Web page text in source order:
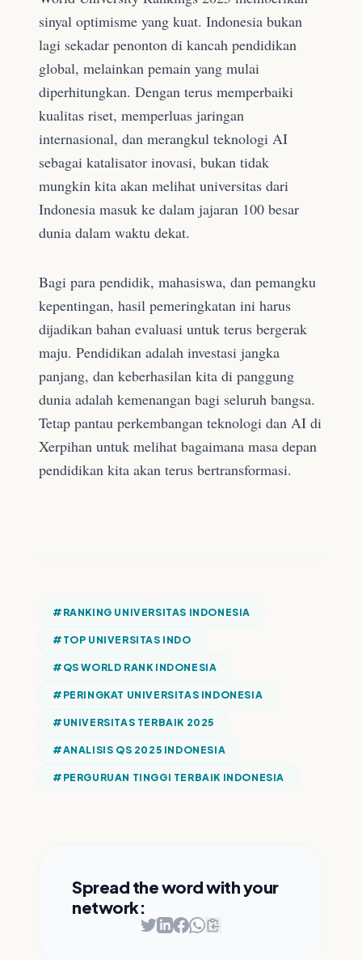
sinyal optimisme yang kuat. Indonesia bukan
lagi sekadar penonton di kancah pendidikan
global, melainkan pemain yang mulai
diperhitungkan. Dengan terus memperbaiki
kualitas riset, memperluas jaringan
internasional, dan merangkul teknologi AI
sebagai katalisator inovasi, bukan tidak
mungkin kita akan melihat universitas dari
Indonesia masuk ke dalam jajaran 100 besar
dunia dalam waktu dekat.
Bagi para pendidik, mahasiswa, dan pemangku
kepentingan, hasil pemeringkatan ini harus
dijadikan bahan evaluasi untuk terus bergerak
maju. Pendidikan adalah investasi jangka
panjang, dan keberhasilan kita di panggung
dunia adalah kemenangan bagi seluruh bangsa.
Tetap pantau perkembangan teknologi dan AI di
Xerpihan untuk melihat bagaimana masa depan
pendidikan kita akan terus bertransformasi.
# RANKING UNIVERSITAS INDONESIA
# TOP UNIVERSITAS INDO
# QS WORLD RANK INDONESIA
# PERINGKAT UNIVERSITAS INDONESIA
# UNIVERSITAS TERBAIK 2025
#ANALISIS QS 2025 INDONESIA
# PERGURUAN TINGGI TERBAIK INDONESIA
Spread the word with your
network: